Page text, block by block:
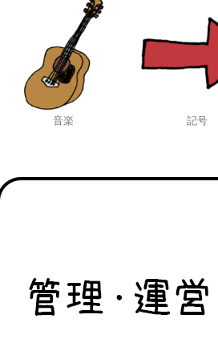
音楽 記号